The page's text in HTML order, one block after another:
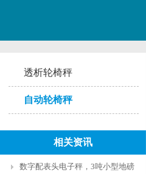
透析轮椅秤
自动轮椅秤
相关资讯
数字配表头电子秤，3吨小型地磅